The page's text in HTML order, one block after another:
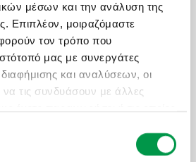
μέσων και την ανάλυση της
Επιπλέον, μοιραζόμαστε
τον τρόπο που
μας με συνεργάτες
και αναλύσεων, οι
να τις συνδυάσουν με άλλες
τους.
αεροπορικώς σε Ναϊρόμπι -
Τσάβο - Μομπάσα - Wasini
κάθε Τρίτη & Πέμπτη από
(επιστροφή). Οργανωμένα
ελάχιστη συμμετοχή 2 ατόμων.
ON REQUEST
ΑΠΟ3.450